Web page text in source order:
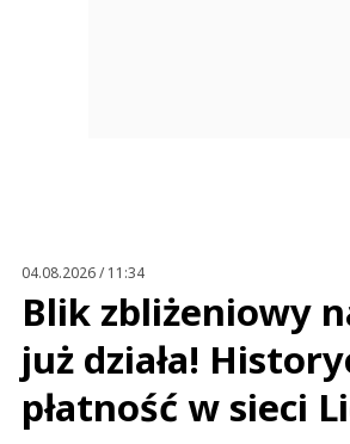
04.08.2026 / 11:34
Blik zbliżeniowy
już działa!
płatność w sieci